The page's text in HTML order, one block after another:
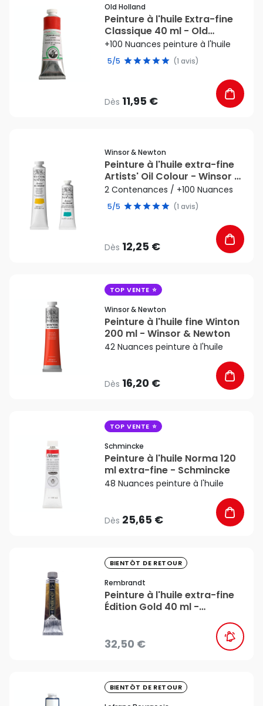
Old Holland
Peinture à l'huile Extra-fine
Classique 40 ml - Old
Holland
+100 Nuances peinture à l'huile
5/5 (1 avis)
Dès 11,95 €
Winsor & Newton
Peinture à l'huile extra-fine
Artists' Oil Colour - Winsor &
Newton
2 Contenances / +100 Nuances
5/5 (1 avis)
Dès 12,25 €
TOP VENTE
Winsor & Newton
Peinture à l'huile fine Winton
200 ml - Winsor & Newton
42 Nuances peinture à l'huile
Dès 16,20 €
TOP VENTE
Schmincke
Peinture à l'huile Norma 120
ml extra-fine - Schmincke
48 Nuances peinture à l'huile
Dès 25,65 €
BIENTÔT DE RETOUR
Rembrandt
Peinture à l'huile extra-fine
Édition Gold 40 ml -
32,50 €
BIENTÔT DE RETOUR